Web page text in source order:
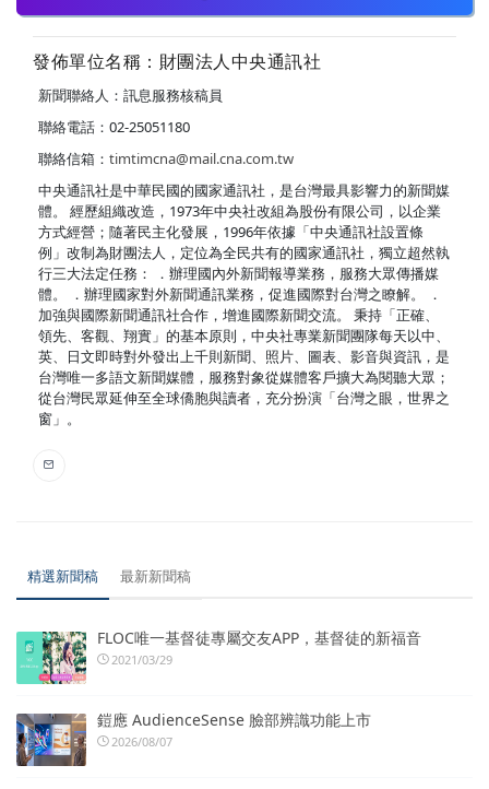
發佈單位名稱：財團法人中央通訊社
新聞聯絡人：訊息服務核稿員
聯絡電話：02-25051180
聯絡信箱： timtimcna@mail.cna.com.tw
中央通訊社是中華民國的國家通訊社，是台灣最具影響力的新聞媒
體。 經歷組織改造，1973年中央社改組為股份有限公司，以企業
方式經營；隨著民主化發展，1996年依據「中央通訊社設置條
例」改制為財團法人，定位為全民共有的國家通訊社，獨立超然執
行三大法定任務： ．辦理國內外新聞報導業務，服務大眾傳播媒
體。 ．辦理國家對外新聞通訊業務，促進國際對台灣之瞭解。 ．
加強與國際新聞通訊社合作，增進國際新聞交流。 秉持「正確、
領先、客觀、翔實」的基本原則，中央社專業新聞團隊每天以中、
英、日文即時對外發出上千則新聞、照片、圖表、影音與資訊，是
台灣唯一多語文新聞媒體，服務對象從媒體客戶擴大為閱聽大眾；
從台灣民眾延伸至全球僑胞與讀者，充分扮演「台灣之眼，世界之
窗」。
精選新聞稿 最新新聞稿
FLOC唯一基督徒專屬交友APP，基督徒的新福音
2021/03/29
鎧應 AudienceSense 臉部辨識功能上市
2026/08/07